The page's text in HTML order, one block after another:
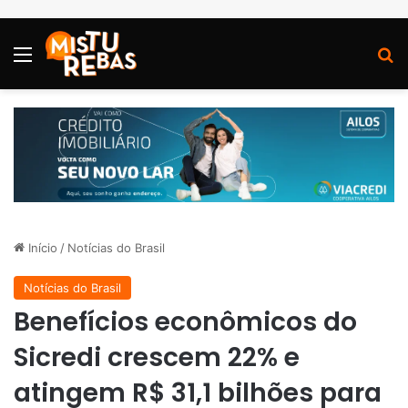
Menu
Início / Notícias do Brasil
Notícias do Brasil
Benefícios econômicos do
Sicredi crescem 22% e
atingem R$ 31,1 bilhões para